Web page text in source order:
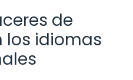
de
los idiomas